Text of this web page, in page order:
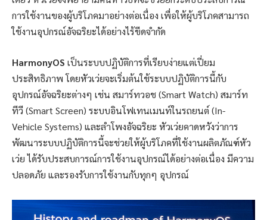
การใช้งานของผู้บริโภคมาอย่างต่อเนื่อง เพื่อให้ผู้บริโภคสามารถ
ใช้งานอุปกรณ์อัจฉริยะได้อย่างไร้ขีดจำกัด
HarmonyOS เป็นระบบปฏิบัติการที่เรียบง่ายแต่เปี่ยม
ประสิทธิภาพ โดยหัวเว่ยจะเริ่มต้นใช้ระบบปฏิบัติการนี้กับ
อุปกรณ์อัจฉริยะต่างๆ เช่น สมาร์ทวอช (Smart Watch) สมาร์ท
ทีวี (Smart Screen) ระบบอินโฟเทนเมนท์ในรถยนต์ (In-
Vehicle Systems) และลำโพงอัจฉริยะ หัวเว่ยคาดหวังว่าการ
พัฒนาระบบปฏิบัติการนี้จะช่วยให้ผู้บริโภคที่ใช้งานผลิตภัณฑ์หัว
เว่ย ได้รับประสบการณ์การใช้งานอุปกรณ์ได้อย่างต่อเนื่อง มีความ
ปลอดภัย และรองรับการใช้งานกับทุกๆ อุปกรณ์